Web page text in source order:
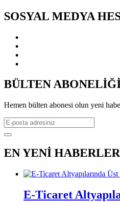
SOSYAL MEDYA
BÜLTEN
Hemen bülten abonesi olun yeni
EN YENİ HABERLER
E-Ticaret